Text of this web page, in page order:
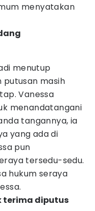
menyatakan
menutup
putusan masih
Vanessa
menandatangani
tangannya, ia
yang ada di
pun
tersedu-sedu.
hukum seraya
terima diputus